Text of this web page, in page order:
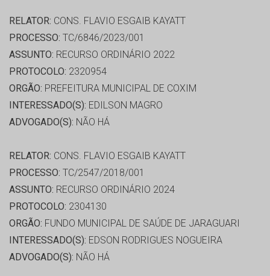
RELATOR: CONS. FLAVIO ESGAIB KAYATT
PROCESSO: TC/6846/2023/001
ASSUNTO: RECURSO ORDINÁRIO 2022
PROTOCOLO: 2320954
ORGÃO: PREFEITURA MUNICIPAL DE COXIM
INTERESSADO(S): EDILSON MAGRO
ADVOGADO(S): NÃO HÁ
RELATOR: CONS. FLAVIO ESGAIB KAYATT
PROCESSO: TC/2547/2018/001
ASSUNTO: RECURSO ORDINÁRIO 2024
PROTOCOLO: 2304130
ORGÃO: FUNDO MUNICIPAL DE SAÚDE DE JARAGUARI
INTERESSADO(S): EDSON RODRIGUES NOGUEIRA
ADVOGADO(S): NÃO HÁ